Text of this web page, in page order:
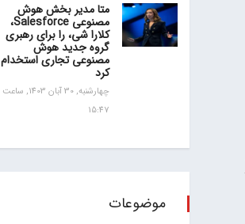
متا مدیر بخش هوش
مصنوعی Salesforce،
کلارا شی، را برای رهبری
گروه جدید هوش
مصنوعی تجاری استخدام
کرد
چهارشنبه, 30 آبان 1403, ساعت
15:47
موضوعات